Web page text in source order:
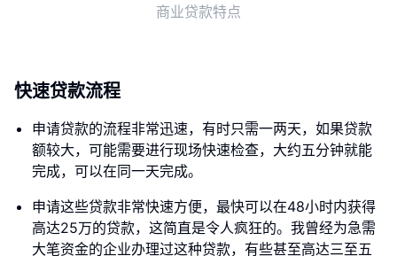
商业贷款特点
快速贷款流程
申请贷款的流程非常迅速，有时只需一两天，如果贷款
额较大，可能需要进行现场快速检查，大约五分钟就能
完成，可以在同一天完成。
申请这些贷款非常快速方便，最快可以在48小时内获得
高达25万的贷款，这简直是令人疯狂的。我曾经为急需
大笔资金的企业办理过这种贷款，有些甚至高达三至五